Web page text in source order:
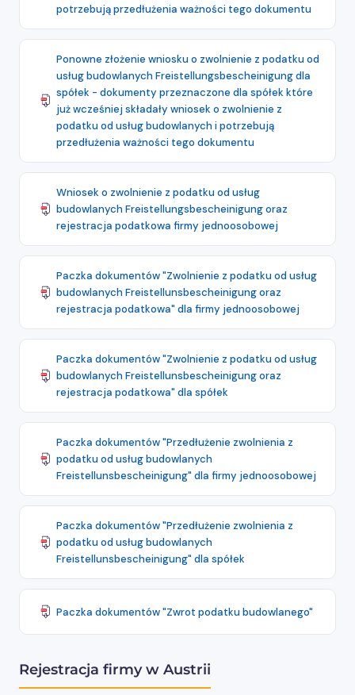
potrzebują przedłużenia ważności tego dokumentu
Ponowne złożenie wniosku o zwolnienie z podatku od
usług budowlanych Freistellungsbescheinigung dla
spółek - dokumenty przeznaczone dla spółek które
już wcześniej składały wniosek o zwolnienie z
podatku od usług budowlanych i potrzebują
przedłużenia ważności tego dokumentu
Wniosek o zwolnienie z podatku od usług
budowlanych Freistellungsbescheinigung oraz
rejestracja podatkowa firmy jednoosobowej
Paczka dokumentów "Zwolnienie z podatku od usług
budowlanych Freistellunsbescheinigung oraz
rejestracja podatkowa" dla firmy jednoosobowej
Paczka dokumentów "Zwolnienie z podatku od usług
budowlanych Freistellunsbescheinigung oraz
rejestracja podatkowa" dla spółek
Paczka dokumentów "Przedłużenie zwolnienia z
podatku od usług budowlanych
Freistellunsbescheinigung" dla firmy jednoosobowej
Paczka dokumentów "Przedłużenie zwolnienia z
podatku od usług budowlanych
Freistellunsbescheinigung" dla spółek
Paczka dokumentów "Zwrot podatku budowlanego"
Rejestracja firmy w Austrii